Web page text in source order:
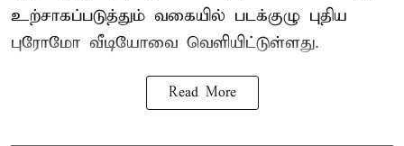
உற்சாகப்படுத்தும் வகையில் படக்குழு புதிய
புரோமோ வீடியோவை வெளியிட்டுள்ளது.
Read More